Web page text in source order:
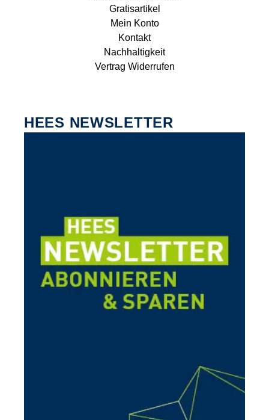
Gratisartikel
Mein Konto
Kontakt
Nachhaltigkeit
Vertrag Widerrufen
HEES NEWSLETTER